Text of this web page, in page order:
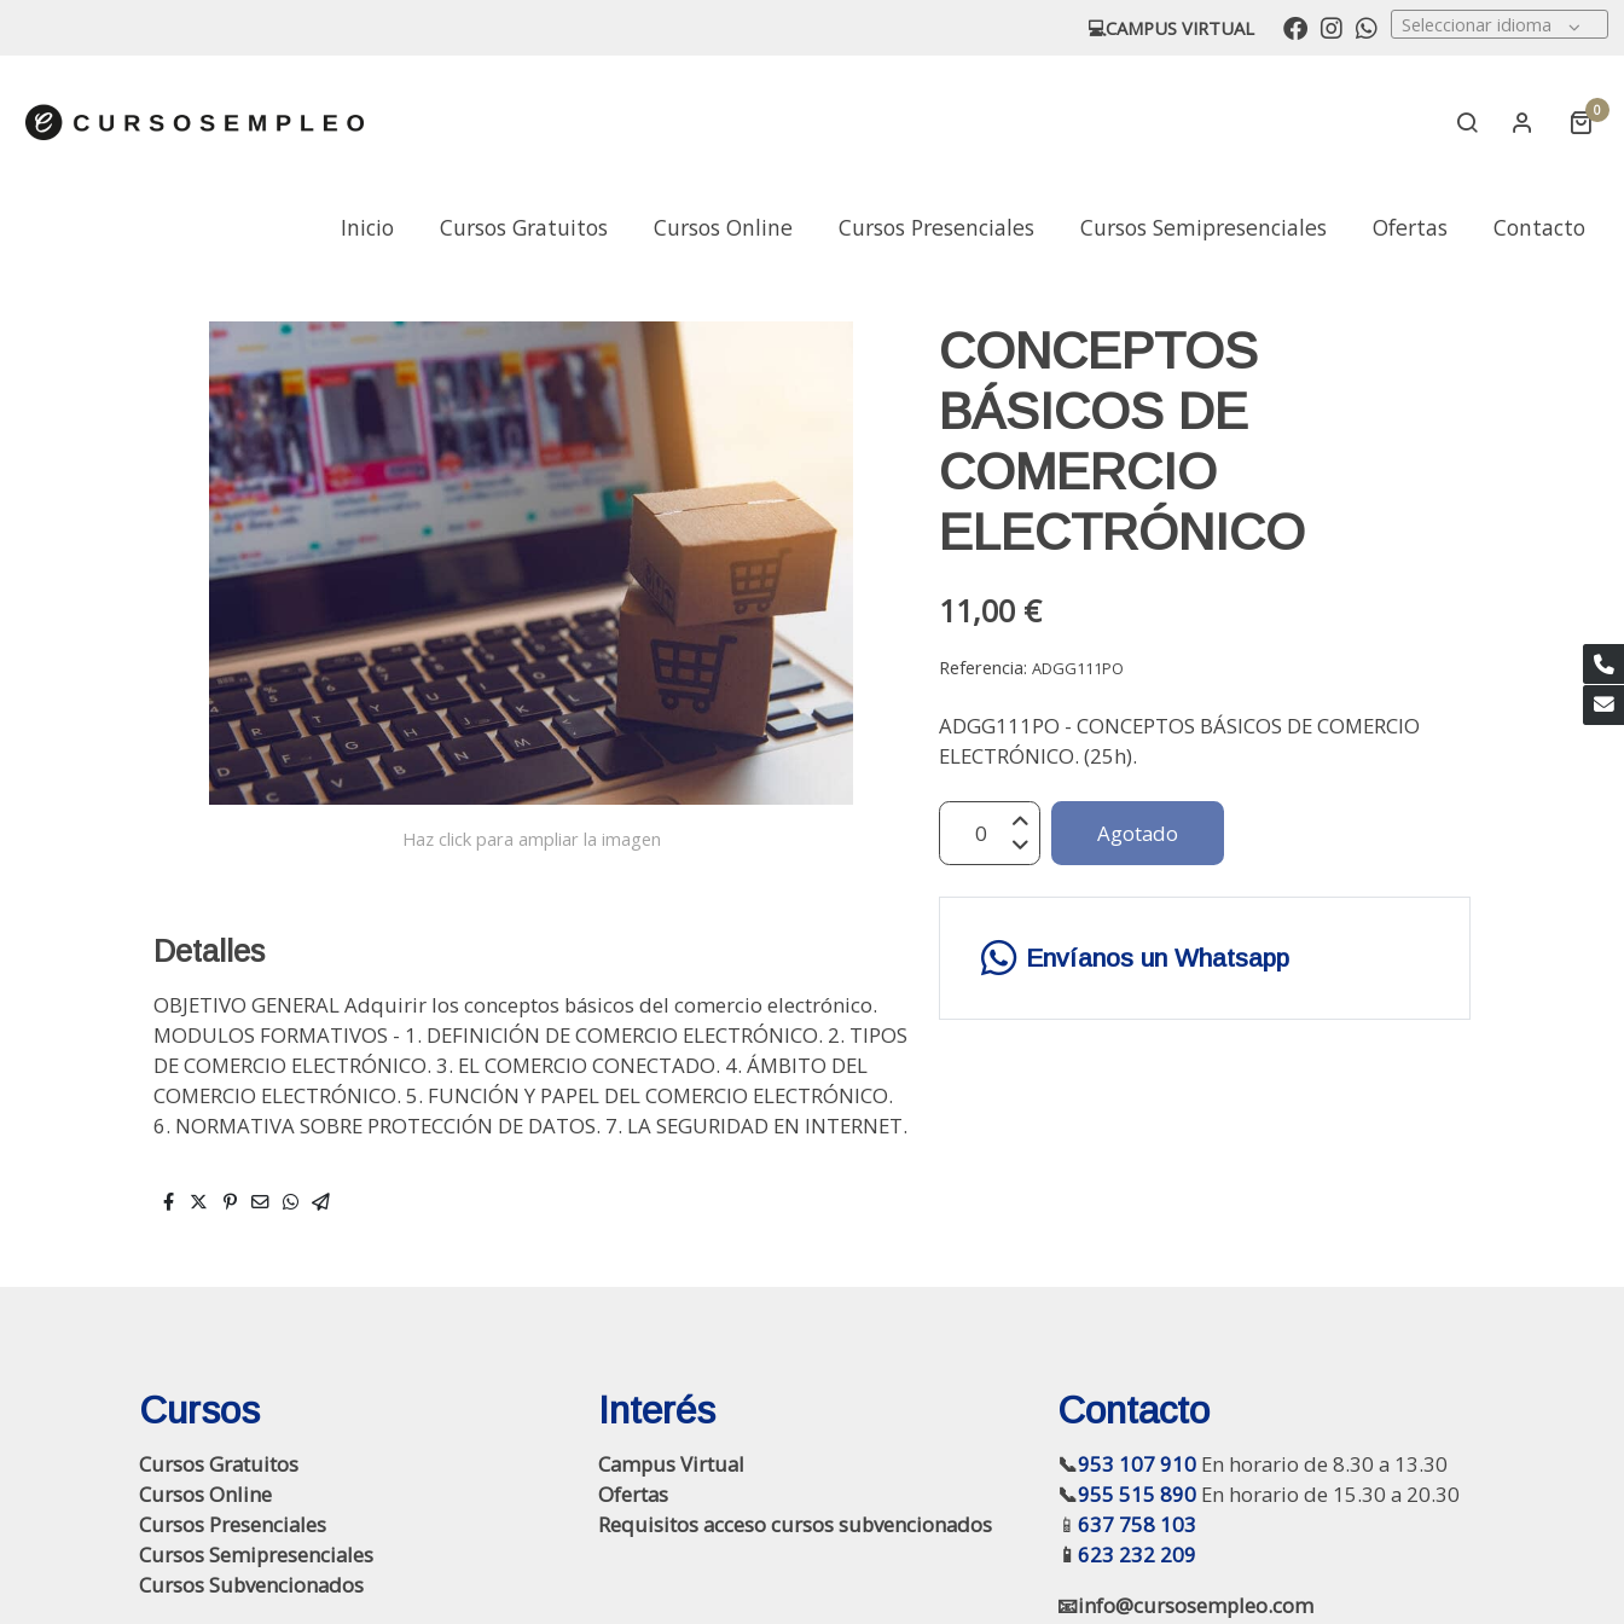
💻CAMPUS VIRTUAL Seleccionar idioma
0
Inicio Cursos Gratuitos Cursos Online Cursos Presenciales Cursos Semipresenciales Ofertas Contacto
Haz click para ampliar la imagen
Detalles
OBJETIVO GENERAL Adquirir los conceptos básicos del comercio electrónico.
MODULOS FORMATIVOS - 1. DEFINICIÓN DE COMERCIO ELECTRÓNICO. 2. TIPOS
DE COMERCIO ELECTRÓNICO. 3. EL COMERCIO CONECTADO. 4. ÁMBITO DEL
COMERCIO ELECTRÓNICO. 5. FUNCIÓN Y PAPEL DEL COMERCIO ELECTRÓNICO.
6. NORMATIVA SOBRE PROTECCIÓN DE DATOS. 7. LA SEGURIDAD EN INTERNET.
CONCEPTOS
BÁSICOS DE
COMERCIO
ELECTRÓNICO
11,00 €
Referencia:ADGG111PO
ADGG111PO - CONCEPTOS BÁSICOS DE COMERCIO
ELECTRÓNICO. (25h).
Agotado
Envíanos un Whatsapp
Cursos
Cursos Gratuitos
Cursos Online
Cursos Presenciales
Cursos Semipresenciales
Cursos Subvencionados
Interés
Campus Virtual
Ofertas
Requisitos acceso cursos subvencionados
Contacto
📞953 107 910En horario de 8.30 a 13.30
📞955 515 890En horario de 15.30 a 20.30
📱 637 758 103
📱 623 232 209
📧info@cursosempleo.com